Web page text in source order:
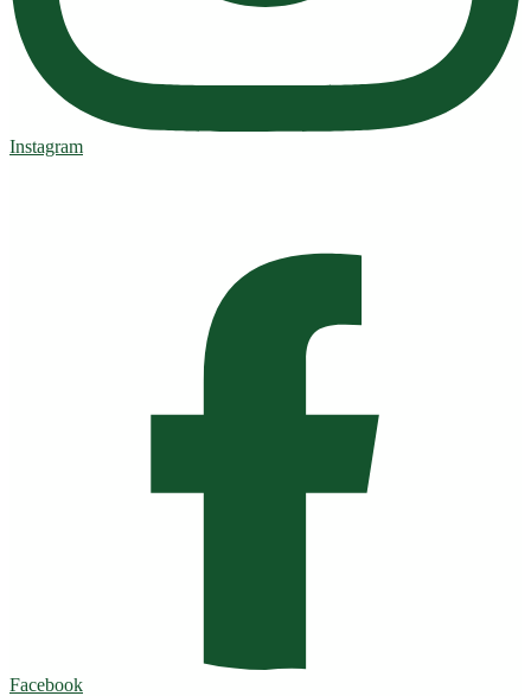
Instagram
Facebook